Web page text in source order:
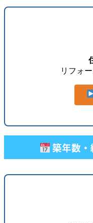
リフォ
築年数